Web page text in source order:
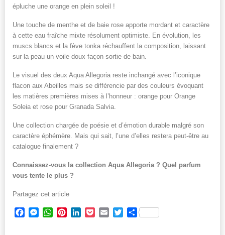
épluche une orange en plein soleil !
Une touche de menthe et de baie rose apporte mordant et caractère
à cette eau fraîche mixte résolument optimiste. En évolution, les
muscs blancs et la fève tonka réchauffent la composition, laissant
sur la peau un voile doux façon sortie de bain.
Le visuel des deux Aqua Allegoria reste inchangé avec l’iconique
flacon aux Abeilles mais se différencie par des couleurs évoquant
les matières premières mises à l’honneur : orange pour Orange
Soleia et rose pour Granada Salvia.
Une collection chargée de poésie et d’émotion durable malgré son
caractère éphémère. Mais qui sait, l’une d’elles restera peut-être au
catalogue finalement ?
Connaissez-vous la collection Aqua Allegoria ? Quel parfum
vous tente le plus ?
Partagez cet article
Facebook
Messenger
WhatsApp
PinterestLinkedInPocketEmailTwitterPartager